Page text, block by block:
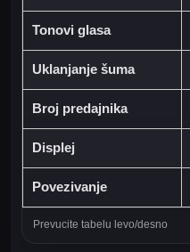
Tonovi glasa
Uklanjanje šuma
Broj predajnika
Displej
Povezivanje